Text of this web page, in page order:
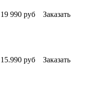
19 990 руб Заказать
15.990 руб Заказать